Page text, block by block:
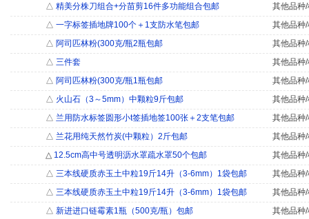
△ 精美分株刀组合+分苗剪16件多功能组合包邮
其他品种
△ 一字标签插地牌100个＋1支防水笔包邮
其他品种
△ 阿司匹林粉(300克/瓶2瓶包邮
其他品种
△ 三件套
其他品种
△ 阿司匹林粉(300克/瓶1瓶包邮
其他品种
△ 火山石（3～5mm）中颗粒9斤包邮
其他品种
△ 兰用防水标签圆形小t签插地签100张＋2支笔包邮
其他品种
△ 兰花用纯天然竹炭(中颗粒）2斤包邮
其他品种
△ 12.5cm高中号透明沥水罩疏水罩50个包邮
其他品种
△ 三本线硬质赤玉土中粒19斤14升（3-6mm）1袋包邮
其他品种
△ 三本线硬质赤玉土中粒19斤14升（3-6mm）1袋包邮
其他品种
△ 新进进口链霉素1瓶（500克/瓶）包邮
其他品种